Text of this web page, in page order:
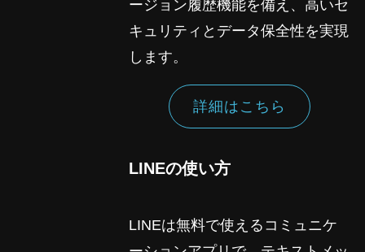
ージョン履歴機能を備え、高いセ
キュリティとデータ保全性を実現
します。
詳細はこちら
LINEの使い方
LINEは無料で使えるコミュニケ